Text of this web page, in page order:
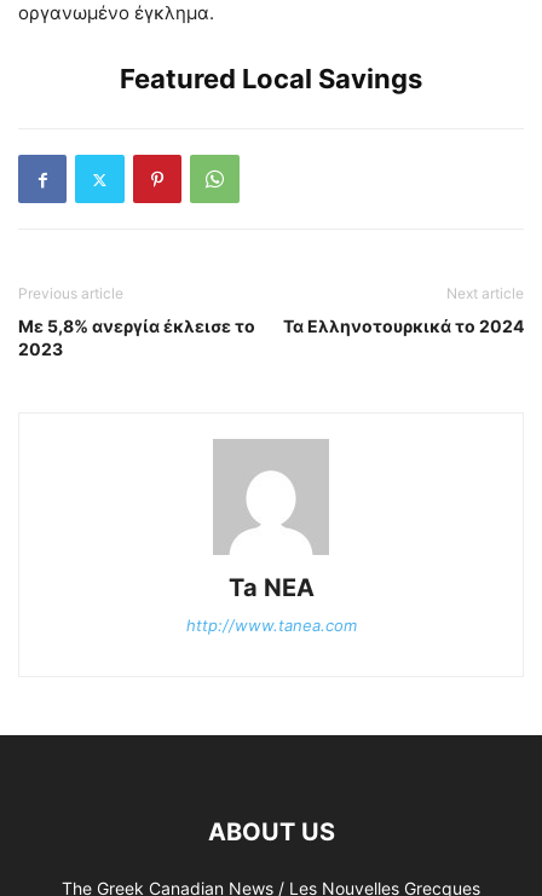
οργανωμένο έγκλημα.
Featured Local Savings
Previous article
Με 5,8% ανεργία έκλεισε το
2023
Next article
Τα Ελληνοτουρκικά το 2024
Ta NEA
http://www.tanea.com
ABOUT US
The Greek Canadian News / Les Nouvelles Grecques